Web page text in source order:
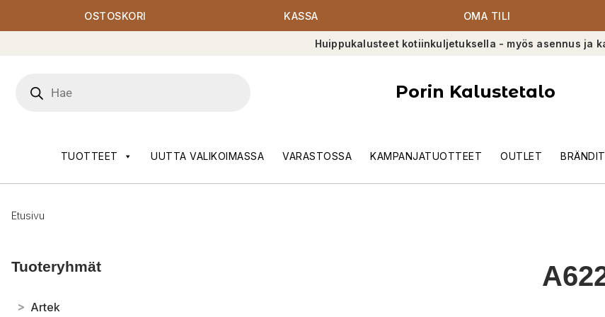
OSTOSKORI KASSA OMA TILI
Huippukalusteet kotiinkuljetuksella - myös asennus ja
search
Porin Kalustetalo
TUOTTEET UUTTA VALIKOIMASSA VARASTOSSA KAMPANJATUOTTEET OUTLET BRÄNDIT
Etusivu
Tuoteryhmät
> Artek